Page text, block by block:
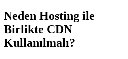
Neden Hosting ile
Birlikte CDN
Kullanılmalı?